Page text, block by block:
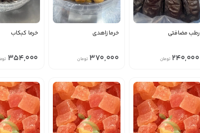
رطب مضافتی
240,000 تومان
خرما زاهدی
370,000 تومان
خرما کبکاب
354,000